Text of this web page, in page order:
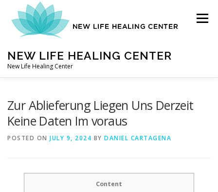
content
NEW LIFE HEALING CENTER
New Life Healing Center
Menu
Zur Ablieferung Liegen Uns Derzeit
Keine Daten Im voraus
POSTED ON JULY 9, 2024 BY DANIEL CARTAGENA
Content